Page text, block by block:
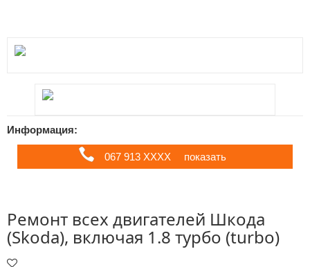
Информация:
067 913 ХХХХ показать
Ремонт всех двигателей Шкода
(Skoda), включая 1.8 турбо (turbo)